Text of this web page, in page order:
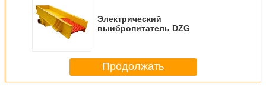
Электрический
выибропитатель DZG
Продолжать